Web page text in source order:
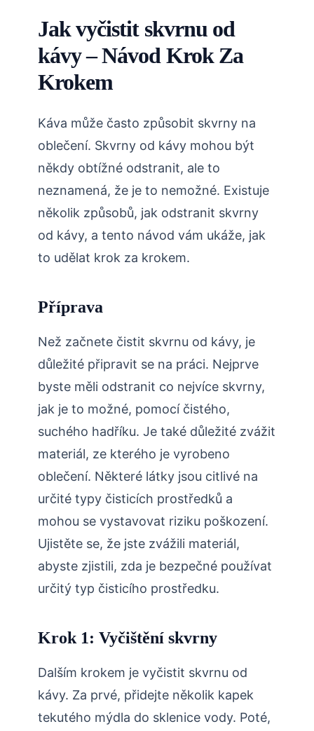
Jak vyčistit skvrnu od
kávy – Návod Krok Za
Krokem
Káva může často způsobit skvrny na
oblečení. Skvrny od kávy mohou být
někdy obtížné odstranit, ale to
neznamená, že je to nemožné. Existuje
několik způsobů, jak odstranit skvrny
od kávy, a tento návod vám ukáže, jak
to udělat krok za krokem.
Příprava
Než začnete čistit skvrnu od kávy, je
důležité připravit se na práci. Nejprve
byste měli odstranit co nejvíce skvrny,
jak je to možné, pomocí čistého,
suchého hadříku. Je také důležité zvážit
materiál, ze kterého je vyrobeno
oblečení. Některé látky jsou citlivé na
určité typy čisticích prostředků a
mohou se vystavovat riziku poškození.
Ujistěte se, že jste zvážili materiál,
abyste zjistili, zda je bezpečné používat
určitý typ čisticího prostředku.
Krok 1: Vyčištění skvrny
Dalším krokem je vyčistit skvrnu od
kávy. Za prvé, přidejte několik kapek
tekutého mýdla do sklenice vody. Poté,